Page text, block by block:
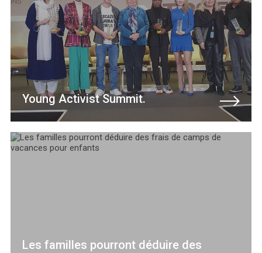
Young Activist Summit.
Les familles pourront déduire des